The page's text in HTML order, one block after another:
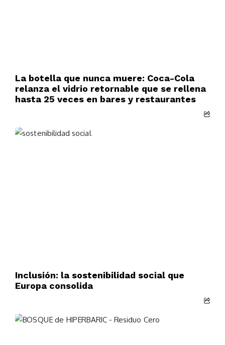
La botella que nunca muere: Coca-Cola
relanza el vidrio retornable que se rellena
hasta 25 veces en bares y restaurantes
Inclusión: la sostenibilidad social que
Europa consolida